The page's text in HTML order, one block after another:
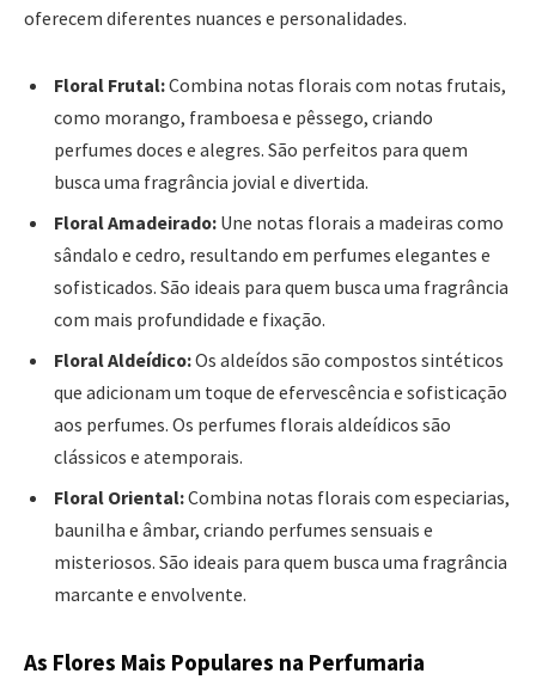
oferecem diferentes nuances e personalidades.
Floral Frutal:Combina notas florais com notas frutais,
como morango, framboesa e pêssego, criando
perfumes doces e alegres. São perfeitos para quem
busca uma fragrância jovial e divertida.
Floral Amadeirado: Une notas florais a madeiras como
sândalo e cedro, resultando em perfumes elegantes e
sofisticados. São ideais para quem busca uma fragrância
com mais profundidade e fixação.
Floral Aldeídico:Os aldeídos são compostos sintéticos
que adicionam um toque de efervescência e sofisticação
aos perfumes. Os perfumes florais aldeídicos são
clássicos e atemporais.
Floral Oriental:Combina notas florais com especiarias,
baunilha e âmbar, criando perfumes sensuais e
misteriosos. São ideais para quem busca uma fragrância
marcante e envolvente.
As Flores Mais Populares na Perfumaria